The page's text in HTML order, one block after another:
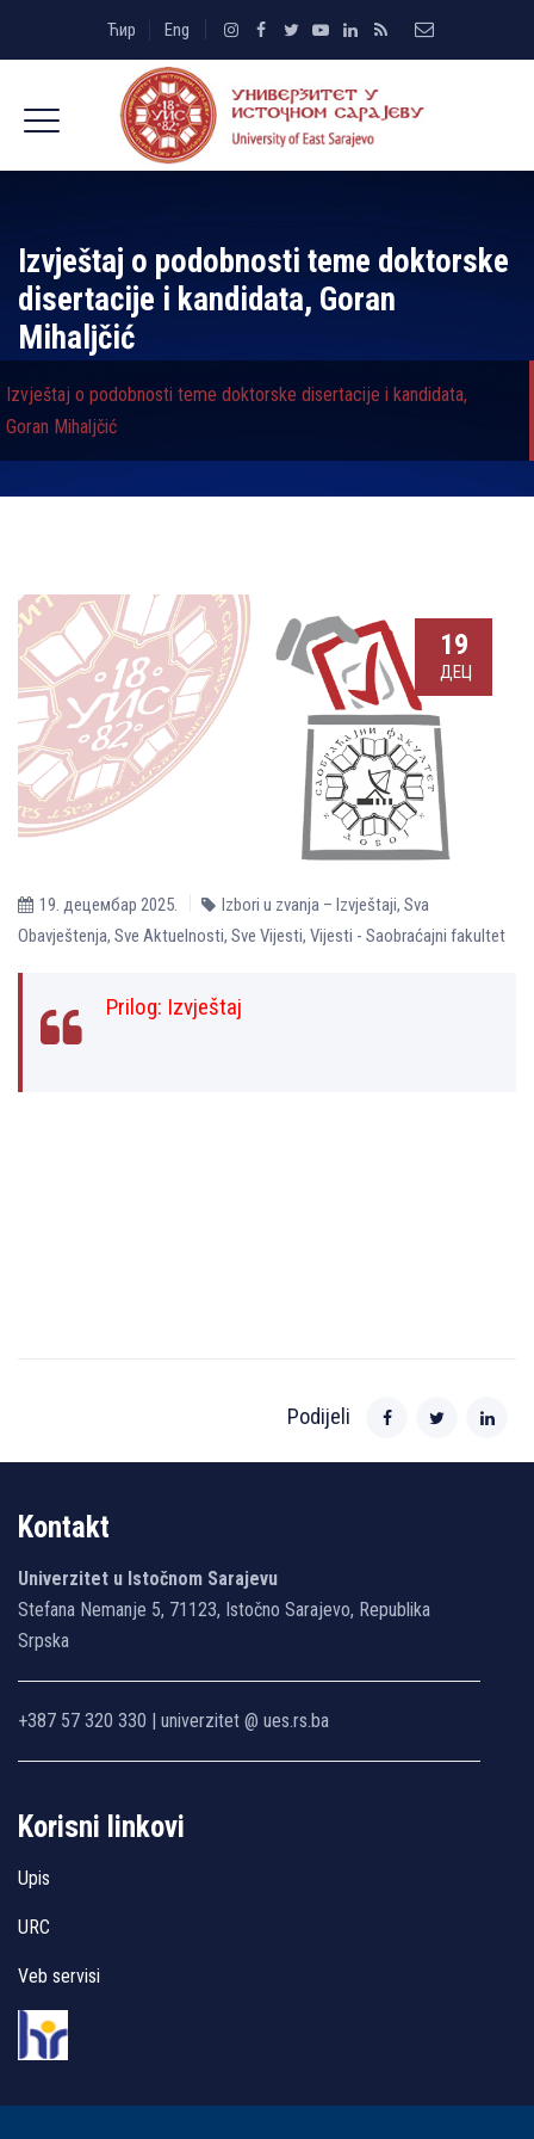
Ћир Eng
Izvještaj o podobnosti teme doktorske
disertacije i kandidata, Goran
Mihalјčić
Izvještaj o podobnosti teme doktorske disertacije i kandidata,
Goran Mihalјčić
19
ДЕЦ
19. децембар 2025. Izbori u zvanja – Izvještaji, Sva
Obavještenja, Sve Aktuelnosti, Sve Vijesti, Vijesti - Saobraćajni fakultet
Prilog: Izvještaj
Podijeli
Kontakt
Univerzitet u Istočnom Sarajevu
Stefana Nemanje 5, 71123, Istočno Sarajevo, Republika
Srpska
+387 57 320 330 | univerzitet @ ues.rs.ba
Korisni linkovi
Upis
URC
Veb servisi